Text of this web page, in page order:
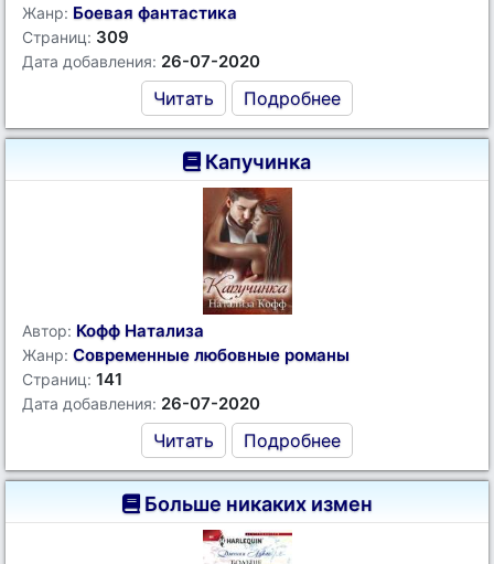
Жанр: Боевая фантастика
Страниц: 309
Дата добавления: 26-07-2020
Читать Подробнее
Капучинка
Автор: Кофф Натализа
Жанр: Современные любовные романы
Страниц: 141
Дата добавления: 26-07-2020
Читать Подробнее
Больше никаких измен